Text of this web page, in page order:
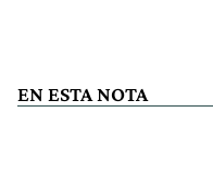
EN ESTA NOTA